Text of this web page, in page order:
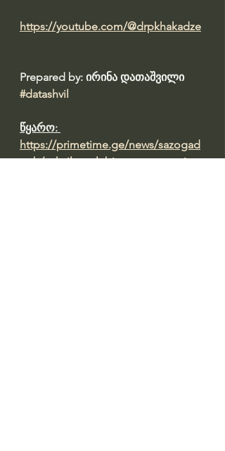
https://youtube.com/@drpkhakadze
Prepared by: ირინა დათაშვილი
#datashvil
წყარო:
https://primetime.ge/news/sazogad
oeb/ushvilo-qalebi-am-qvas-sami-